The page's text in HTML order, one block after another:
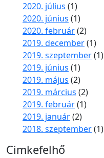
2020. július (1)
2020. június (1)
2020. február(2)
2019. december(1)
2019. szeptember(1)
2019. június (1)
2019. május (2)
2019. március (2)
2019. február(1)
2019. január(2)
2018. szeptember(1)
Cimkefelhő